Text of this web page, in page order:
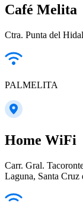
Café Melita
Ctra. Punta del
PALMELITA
Home WiFi
Carr. Gral.
Laguna, Santa Cruz